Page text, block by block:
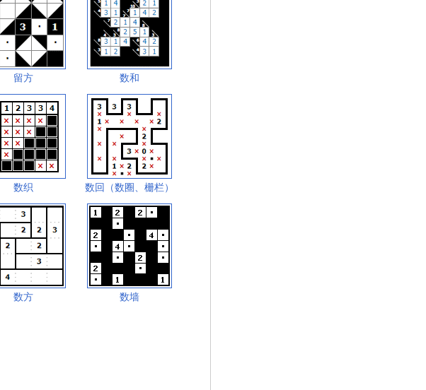
留方 数和
数织 数回（数圈、栅栏）
数方 数墙